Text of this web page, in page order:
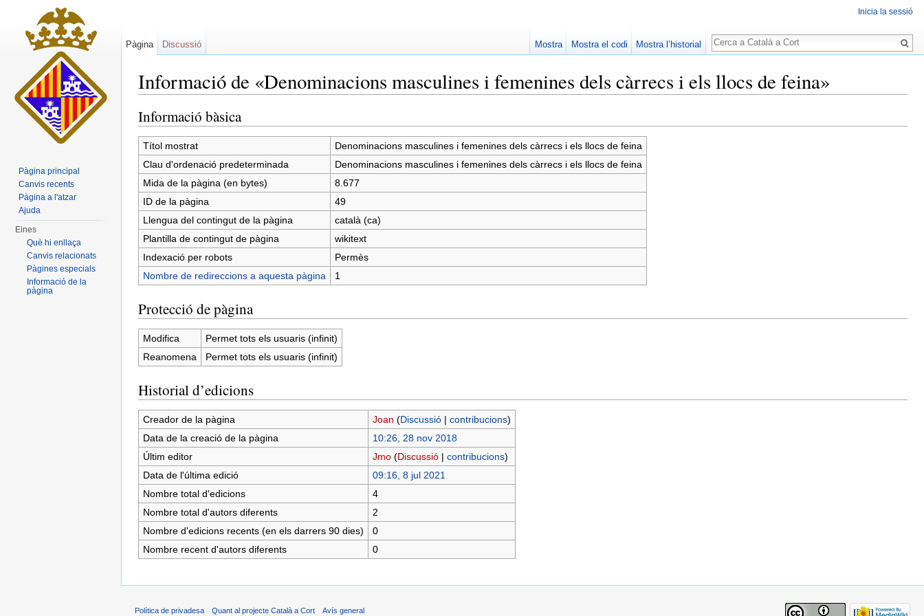
Informació de «Denominacions masculines i femenines dels càrrecs i els llocs de feina»
Informació bàsica
Títol mostrat
Denominacions masculines i femenines dels càrrecs i els llocs de feina
Clau d'ordenació predeterminada
Denominacions masculines i femenines dels càrrecs i els llocs de feina
Mida de la pàgina (en bytes)
8.677
ID de la pàgina
49
Llengua del contingut de la pàgina
català (ca)
Plantilla de contingut de pàgina
wikitext
Indexació per robots
Permès
Nombre de redireccions a aquesta pàgina
1
Protecció de pàgina
Modifica
Permet tots els usuaris (infinit)
Reanomena
Permet tots els usuaris (infinit)
Historial d’edicions
Creador de la pàgina Joan (Discussió| contribucions)
Data de la creació de la pàgina
10:26, 28 nov 2018
Últim editor
Jmo (Discussió| contribucions)
Data de l'última edició
09:16, 8 jul 2021
Nombre total d'edicions
4
Nombre total d'autors diferents
2
Nombre d'edicions recents (en els darrers 90 dies)
0
Nombre recent d'autors diferents
0
Inicia la sessió
Pàgina Discussió Mostra Mostra el codi Mostra l’historial
Cerca
Pàgina principal
Canvis recents
Pàgina a l'atzar
Ajuda
Eines
Què hi enllaça
Canvis relacionats
Pàgines especials
Informació de la
pàgina
Política de privadesa Quant al projecte Català a Cort Avís general